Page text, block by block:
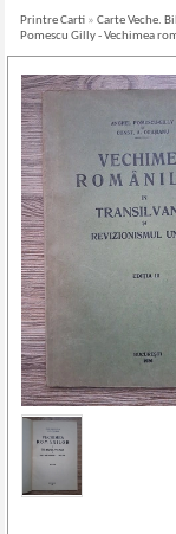
Printre Carti »Carte Veche.
Pomescu Gilly - Vechimea